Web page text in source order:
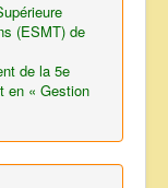
(ESMT) de
de la 5e
en « Gestion